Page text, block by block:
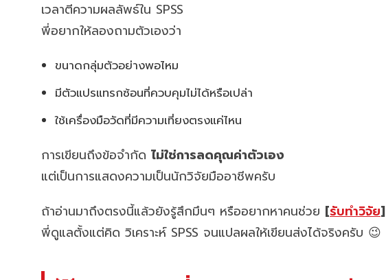
เวลาตีความผลลัพธ์ใน SPSS
พี่อยากให้ลองถามตัวเองว่า
ขนาดกลุ่มตัวอย่างพอไหม
มีตัวแปรแทรกซ้อนที่ควบคุมไม่ได้หรือเปล่า
ใช้เครื่องมือวัดที่มีความเที่ยงตรงแค่ไหน
การเขียนถึงข้อจำกัด ไม่ใช่การลดคุณค่าตัวเอง
แต่เป็นการแสดงความเป็นนักวิจัยมืออาชีพครับ
ถ้าอ่านมาถึงตรงนี้แล้วยังรู้สึกมึนๆ หรืออยากหาคนช่วย [รับทำวิจัย]
พี่ดูแลตั้งแต่คิด วิเคราะห์ SPSS จนแปลผลให้เขียนส่งได้จริงครับ 😉